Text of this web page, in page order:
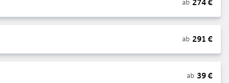
ab 274€
ab 291 €
ab 39€